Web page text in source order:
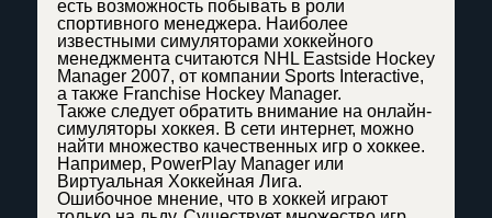
есть возможность побывать в роли
спортивного менеджера. Наиболее
известными симуляторами хоккейного
менеджмента считаются NHL Eastside Hockey
Manager 2007, от компании Sports Interactive,
а также Franchise Hockey Manager.
Также следует обратить внимание на онлайн-
симуляторы хоккея. В сети интернет, можно
найти множество качественных игр о хоккее.
Например, PowerPlay Manager или
Виртуальная Хоккейная Лига.
Ошибочное мнение, что в хоккей играют